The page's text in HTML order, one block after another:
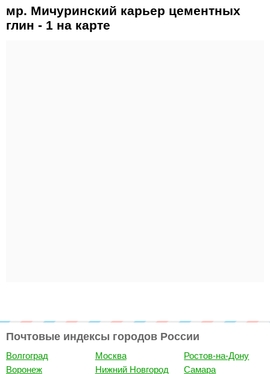
мр. Мичуринский карьер цементных
глин - 1 на карте
Почтовые индексы городов России
Волгоград
Воронеж
Москва
Нижний Новгород
Ростов-на-Дону
Самара